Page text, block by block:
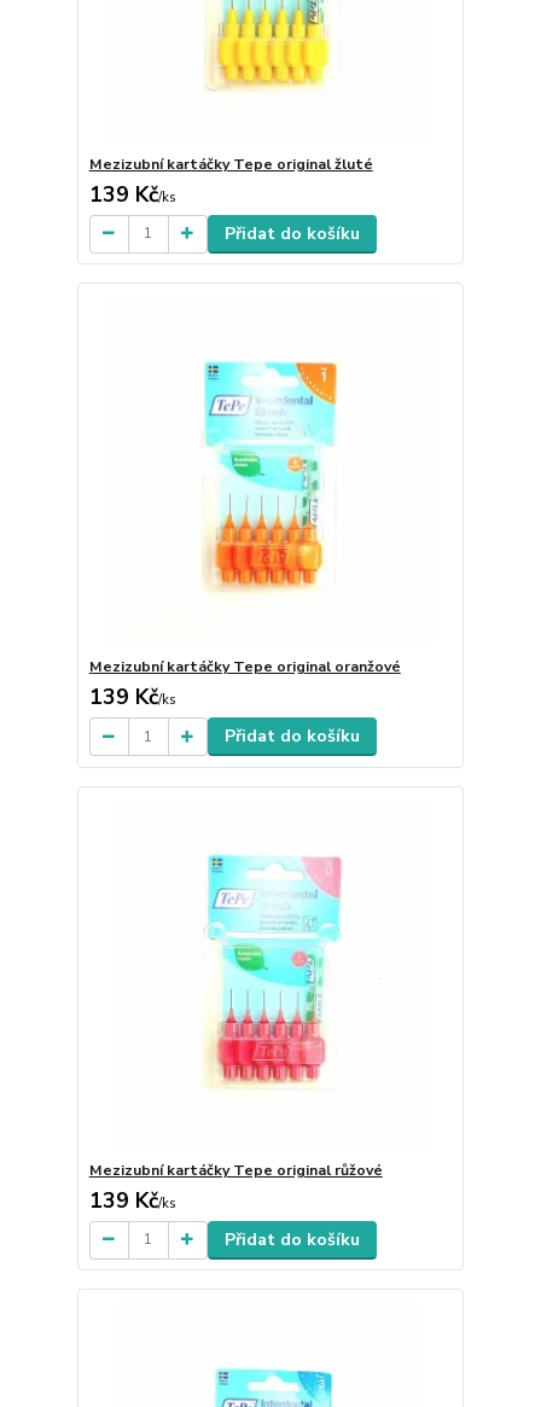
Mezizubní kartáčky Tepe original žluté
139 Kč/ks
Přidat do košíku
Mezizubní kartáčky Tepe original oranžové
139 Kč/ks
Přidat do košíku
Mezizubní kartáčky Tepe original růžové
139 Kč/ks
Přidat do košíku